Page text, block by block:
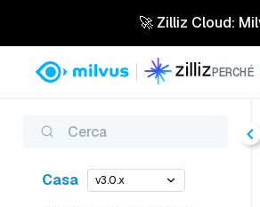
🚀 Zilliz Cloud:
Cerca
Casa v3.0.x